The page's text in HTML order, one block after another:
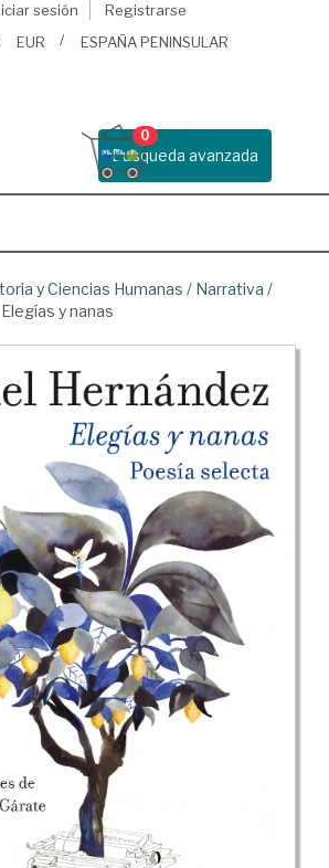
sesión
Registrarse
EUR ESPAÑA PENINSULAR
Busqueda avanzada
0
y Ciencias Humanas / Narrativa /
Elegías y nanas